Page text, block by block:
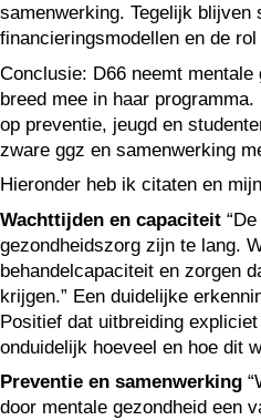
samenwerking. Tegelijk blijven
financieringsmodellen en de
Conclusie: D66 neemt
breed mee in haar
op preventie, jeugd en
zware ggz en samenwerking
Hieronder heb ik citaten en
Wachttijden en capaciteit
gezondheidszorg zijn te lang.
behandelcapaciteit en zorgen
krijgen.” Een duidelijke
Positief dat uitbreiding
onduidelijk hoeveel en hoe dit
Preventie en samenwerking
door mentale gezondheid een